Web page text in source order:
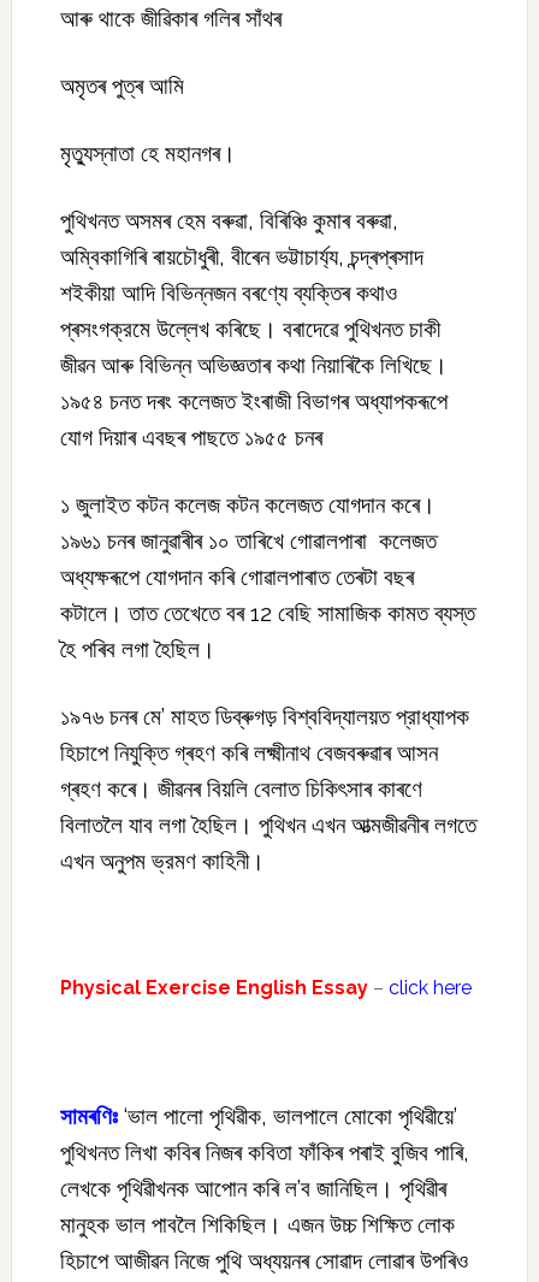
আৰু থাকে জীৱিকাৰ গলিৰ সাঁথৰ
অমৃতৰ পুত্ৰ আমি
মৃত্যুস্নাতা হে মহানগৰ।
পুথিখনত অসমৰ হেম বৰুৱা, বিৰিঞ্চি কুমাৰ বৰুৱা,
অম্বিকাগিৰি ৰায়চৌধুৰী, বীৰেন ভট্টাচার্য্য, চন্দ্ৰপ্ৰসাদ
শইকীয়া আদি বিভিন্নজন বৰণ্যে ব্যক্তিৰ কথাও
প্ৰসংগক্রমে উল্লেখ কৰিছে। বৰাদেৱে পুথিখনত চাকী
জীৱন আৰু বিভিন্ন অভিজ্ঞতাৰ কথা নিয়াৰিকৈ লিখিছে।
১৯৫৪ চনত দৰং কলেজত ইংৰাজী বিভাগৰ অধ্যাপকৰূপে
যোগ দিয়াৰ এবছৰ পাছতে ১৯৫৫ চনৰ
১ জুলাইত কটন কলেজ কটন কলেজত যোগদান কৰে।
১৯৬১ চনৰ জানুৱাৰীৰ ১০ তাৰিখে গোৱালপাৰা কলেজত
অধ্যক্ষৰূপে যোগদান কৰি গোৱালপাৰাত তেৰটা বছৰ
কটালে। তাত তেখেতে বৰ 12 বেছি সামাজিক কামত ব্যস্ত
হৈ পৰিব লগা হৈছিল।
১৯৭৬ চনৰ মে’ মাহত ডিব্ৰুগড় বিশ্ববিদ্যালয়ত প্রাধ্যাপক
হিচাপে নিযুক্তি গ্ৰহণ কৰি লক্ষ্মীনাথ বেজবৰুৱাৰ আসন
গ্ৰহণ কৰে। জীৱনৰ বিয়লি বেলাত চিকিৎসাৰ কাৰণে
বিলাতলৈ যাব লগা হৈছিল। পুথিখন এখন আত্মজীৱনীৰ লগতে
এখন অনুপম ভ্রমণ কাহিনী।
Physical Exercise English Essay– click here
সামৰণিঃ‘ভাল পালো পৃথিৱীক, ভালপালে মোকো পৃথিৱীয়ে’
পুথিখনত লিখা কবিৰ নিজৰ কবিতা ফাঁকিৰ পৰাই বুজিব পাৰি,
লেখকে পৃথিৱীখনক আপোন কৰি ল’ব জানিছিল। পৃথিৱীৰ
মানুহক ভাল পাবলৈ শিকিছিল। এজন উচ্চ শিক্ষিত লোক
হিচাপে আজীৱন নিজে পুথি অধ্যয়নৰ সোৱাদ লোৱাৰ উপৰিও